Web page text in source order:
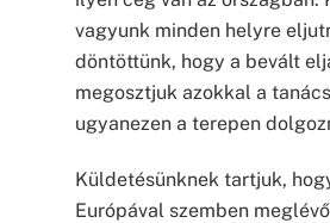
vagyunk minden helyre
döntöttünk, hogy a bevált
megosztjuk azokkal a
ugyanezen a terepen
Küldetésünknek tartjuk,
Európával szemben